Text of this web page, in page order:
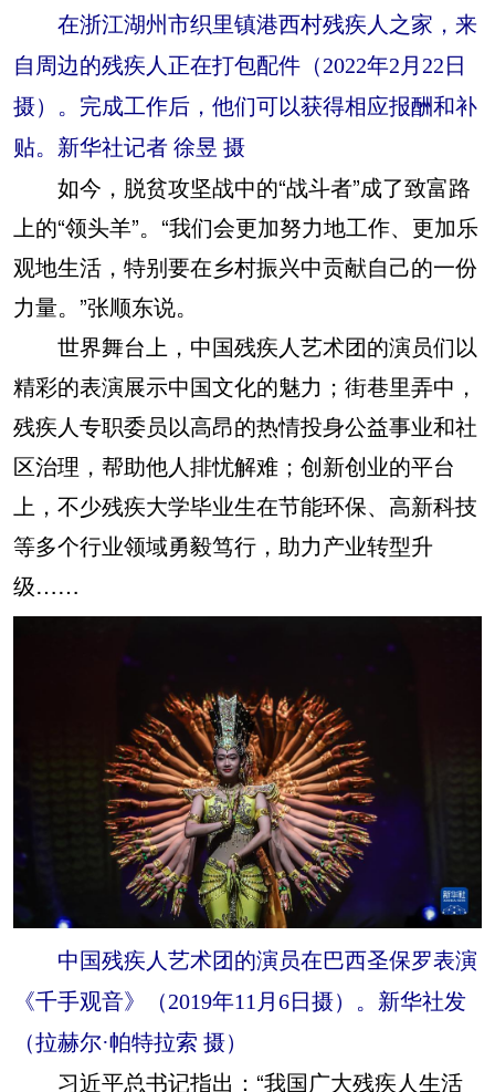
在浙江湖州市织里镇港西村残疾人之家，来
自周边的残疾人正在打包配件（2022年2月22日
摄）。完成工作后，他们可以获得相应报酬和补
贴。新华社记者 徐昱 摄
如今，脱贫攻坚战中的“战斗者”成了致富路
上的“领头羊”。“我们会更加努力地工作、更加乐
观地生活，特别要在乡村振兴中贡献自己的一份
力量。”张顺东说。
世界舞台上，中国残疾人艺术团的演员们以
精彩的表演展示中国文化的魅力；街巷里弄中，
残疾人专职委员以高昂的热情投身公益事业和社
区治理，帮助他人排忧解难；创新创业的平台
上，不少残疾大学毕业生在节能环保、高新科技
等多个行业领域勇毅笃行，助力产业转型升
级……
中国残疾人艺术团的演员在巴西圣保罗表演
《千手观音》（2019年11月6日摄）。新华社发
（拉赫尔·帕特拉索 摄）
习近平总书记指出：“我国广大残疾人生活